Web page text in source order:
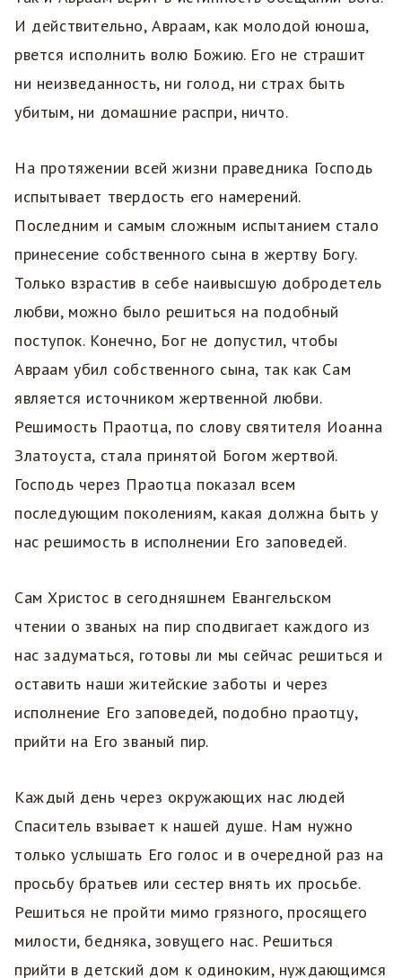
И действительно, Авраам, как молодой юноша,
рвется исполнить волю Божию. Его не страшит
ни неизведанность, ни голод, ни страх быть
убитым, ни домашние распри, ничто.
На протяжении всей жизни праведника Господь
испытывает твердость его намерений.
Последним и самым сложным испытанием стало
принесение собственного сына в жертву Богу.
Только взрастив в себе наивысшую добродетель
любви, можно было решиться на подобный
поступок. Конечно, Бог не допустил, чтобы
Авраам убил собственного сына, так как Сам
является источником жертвенной любви.
Решимость Праотца, по слову святителя Иоанна
Златоуста, стала принятой Богом жертвой.
Господь через Праотца показал всем
последующим поколениям, какая должна быть у
нас решимость в исполнении Его заповедей.
Сам Христос в сегодняшнем Евангельском
чтении о званых на пир сподвигает каждого из
нас задуматься, готовы ли мы сейчас решиться и
оставить наши житейские заботы и через
исполнение Его заповедей, подобно праотцу,
прийти на Его званый пир.
Каждый день через окружающих нас людей
Спаситель взывает к нашей душе. Нам нужно
только услышать Его голос и в очередной раз на
просьбу братьев или сестер внять их просьбе.
Решиться не пройти мимо грязного, просящего
милости, бедняка, зовущего нас. Решиться
прийти в детский дом к одиноким, нуждающимся